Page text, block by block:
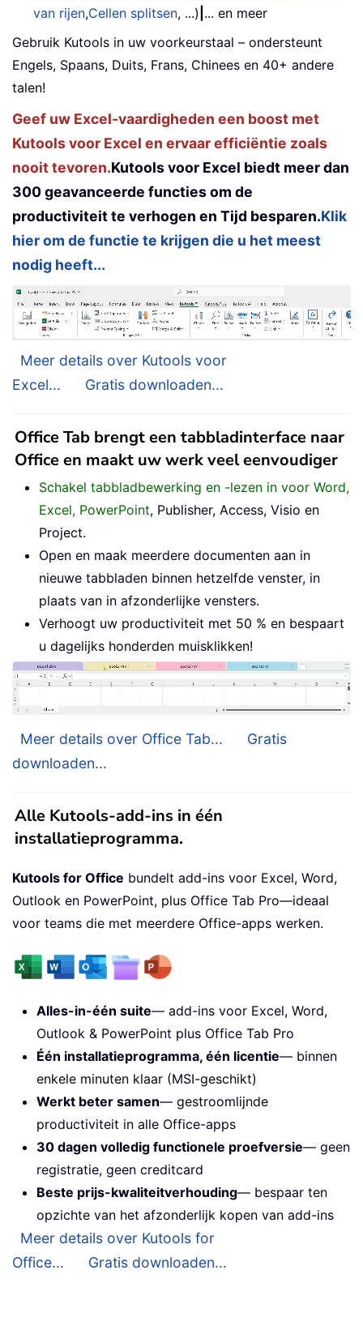
van rijen,Cellen splitsen, ...) ... en meer
Gebruik Kutools in uw voorkeurstaal – ondersteunt
Engels, Spaans, Duits, Frans, Chinees en 40+ andere
talen!
Geef uw Excel-vaardigheden een boost met
Kutools voor Excel en ervaar efficiëntie zoals
nooit tevoren.Kutools voor Excel biedt meer dan
300 geavanceerde functies om de
productiviteit te verhogen en Tijd besparen.Klik
hier om de functie te krijgen die u het meest
nodig heeft...
Meer details over Kutools voor
Excel...
Gratis downloaden...
Office Tab brengt een tabbladinterface naar
Office en maakt uw werk veel eenvoudiger
Schakel tabbladbewerking en -lezen in voor Word,
Excel, PowerPoint, Publisher, Access, Visio en
Project.
Open en maak meerdere documenten aan in
nieuwe tabbladen binnen hetzelfde venster, in
plaats van in afzonderlijke vensters.
Verhoogt uw productiviteit met 50 % en bespaart
u dagelijks honderden muisklikken!
Meer details over Office Tab...
Gratis
downloaden...
Alle Kutools-add-ins in één
installatieprogramma.
Kutools for Office bundelt add-ins voor Excel, Word,
Outlook en PowerPoint, plus Office Tab Pro—ideaal
voor teams die met meerdere Office-apps werken.
Alles-in-één suite— add-ins voor Excel, Word,
Outlook & PowerPoint plus Office Tab Pro
Één installatieprogramma, één licentie— binnen
enkele minuten klaar (MSI-geschikt)
Werkt beter samen— gestroomlijnde
productiviteit in alle Office-apps
30 dagen volledig functionele proefversie— geen
registratie, geen creditcard
Beste prijs-kwaliteitverhouding— bespaar ten
opzichte van het afzonderlijk kopen van add-ins
Meer details over Kutools for
Office...
Gratis downloaden...